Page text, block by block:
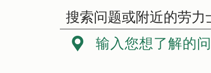
北京市东城区东长安街1号东方广场写字楼W3座6层602室（
天津市和平区赤峰道136号天津国际金融中心写字楼26层
上海市徐汇区虹桥路3号港汇中心写字楼2座37层3705室（需
 输入您想了解的